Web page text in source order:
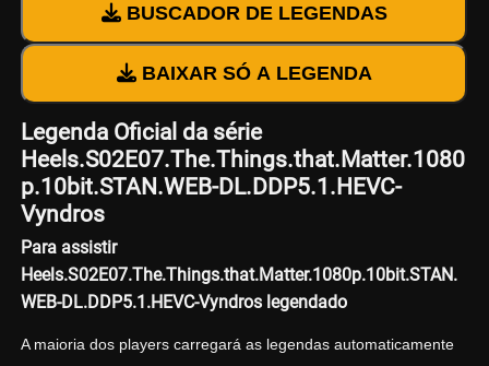
BUSCADOR DE LEGENDAS
BAIXAR SÓ A LEGENDA
Legenda Oficial da série
Heels.S02E07.The.Things.that.Matter.1080
p.10bit.STAN.WEB-DL.DDP5.1.HEVC-
Vyndros
Para assistir
Heels.S02E07.The.Things.that.Matter.1080p.10bit.STAN.
WEB-DL.DDP5.1.HEVC-Vyndros legendado
A maioria dos players carregará as legendas automaticamente